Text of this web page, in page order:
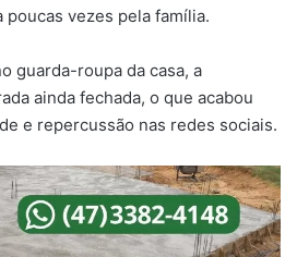
vezes pela família.
guarda-roupa da casa, a
ainda fechada, o que acabou
e repercussão nas redes sociais.